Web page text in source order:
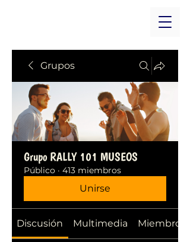
Grupos
Grupo RALLY 101 MUSEOS
Público · 413 miembros
Unirse
Discusión Multimedia Miembros